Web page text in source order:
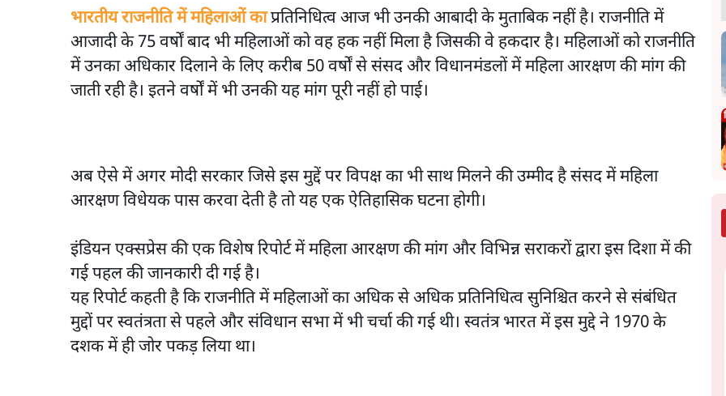
भारतीय राजनीति में महिलाओं काप्रतिनिधित्व आज भी उनकी आबादी के मुताबिक नहीं है। राजनीति में
आजादी के 75 वर्षों बाद भी महिलाओं को वह हक नहीं मिला है जिसकी वे हकदार है। महिलाओं को राजनीति
में उनका अधिकार दिलाने के लिए करीब 50 वर्षों से संसद और विधानमंडलों में महिला आरक्षण की मांग की
जाती रही है। इतने वर्षों में भी उनकी यह मांग पूरी नहीं हो पाई।
अब ऐसे में अगर मोदी सरकार जिसे इस मुद्दें पर विपक्ष का भी साथ मिलने की उम्मीद है संसद में महिला
आरक्षण विधेयक पास करवा देती है तो यह एक ऐतिहासिक घटना होगी।
इंडियन एक्सप्रेस की एक विशेष रिपोर्ट में महिला आरक्षण की मांग और विभिन्न सराकरों द्वारा इस दिशा में की
गई पहल की जानकारी दी गई है।
यह रिपोर्ट कहती है कि राजनीति में महिलाओं का अधिक से अधिक प्रतिनिधित्व सुनिश्चित करने से संबंधित
मुद्दों पर स्वतंत्रता से पहले और संविधान सभा में भी चर्चा की गई थी। स्वतंत्र भारत में इस मुद्दे ने 1970 के
दशक में ही जोर पकड़ लिया था।